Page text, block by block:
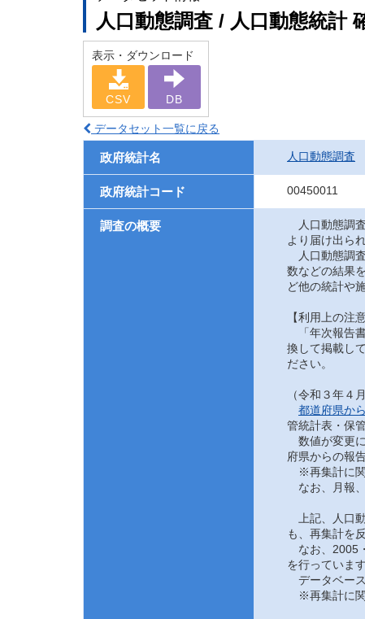
人口動態調査 / 人口動態統計
表示・ダウンロード
CSV DB
データセット一覧に戻る
政府統計名 人口動態調査
政府統計コード 00450011
調査の概要
人口動態調
より届け出ら
人口動態調
数などの結果
ど他の統計や
【利用上の注意
「年次報告
換して掲載し
ださい。
（令和３年
都道府県か
管統計表・保
数値が変更
府県からの報
※再集計に関
なお、月報
上記、人口
も、再集計を
なお、2005
を行っています
データベース
※再集計に関